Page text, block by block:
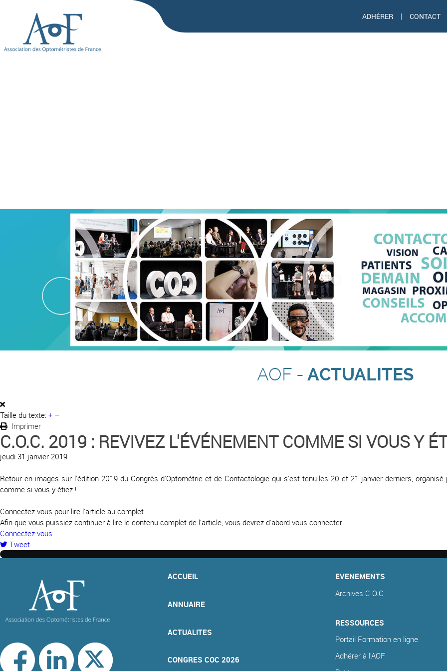
CONTACT
|
ADHÉRER
AOF - ACTUALITES
Taille du texte: + –
Imprimer
C.O.C. 2019 : REVIVEZ L'ÉVÉNEMENT COMME SI VOUS Y
jeudi 31 janvier 2019
Retour en images sur l'édition 2019 du Congrès d'Optométrie et de Contactologie qui s'est tenu les 20 et 21 janvier derniers,
comme si vous y étiez !
Connectez-vous pour lire l'article au complet
Afin que vous puissiez continuer à lire le contenu complet de l'article, vous devrez d'abord vous connecter.
Connectez-vous
Tweet
pinterest
ACCUEIL
ANNUAIRE
ACTUALITES
CONGRES COC 2026
EVENEMENTS
Archives C.O.C
RESSOURCES
Portail Formation en ligne
Adhérer à l'AOF